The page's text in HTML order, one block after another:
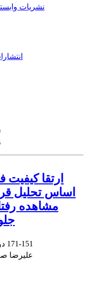
نشریات
ارتقا
اساس تحلیل
مشاهده
171-151
علیرضا